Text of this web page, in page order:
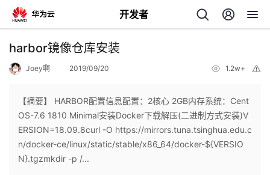
开发者
返
个
harbor镜像仓库安装
Joey啊 2019/09/20 1.2w+
【摘要】 HARBOR配置信息配置：2核心 2GB内存系统：Cent
OS-7.6 1810 Minimal安装Docker下载解压(二进制方式安装)V
ERSION=18.09.8curl -O https://mirrors.tuna.tsinghua.edu.c
n/docker-ce/linux/static/stable/x86_64/docker-${VERSIO
N}.tgzmkdir -p /...